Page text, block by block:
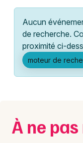
Grands
Activité &
Manifestations
Foires & salons
Concerts
Lille
Lyon
Marseille
Mulhouse
Nice
Aucun
de recherche.
proximité ci-
moteur de
À ne
Aujourd'hui